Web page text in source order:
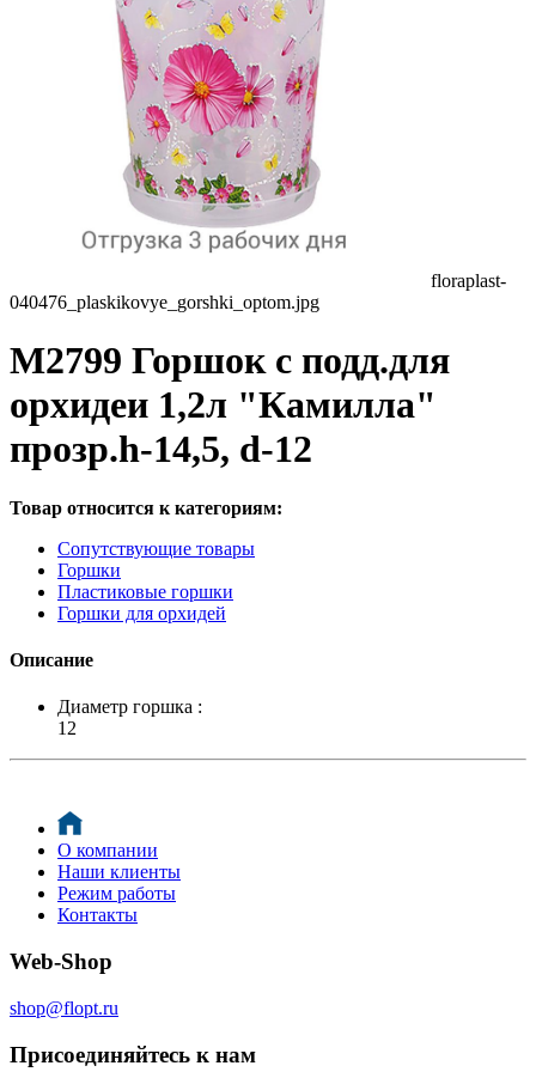
floraplast-
040476_plaskikovye_gorshki_optom.jpg
М2799 Горшок с подд.для
орхидеи 1,2л "Камилла"
прозр.h-14,5, d-12
Товар относится к категориям:
Сопутствующие товары
Горшки
Пластиковые горшки
Горшки для орхидей
Описание
Диаметр горшка :
12
О компании
Наши клиенты
Режим работы
Контакты
Web-Shop
shop@flopt.ru
Присоединяйтесь к нам